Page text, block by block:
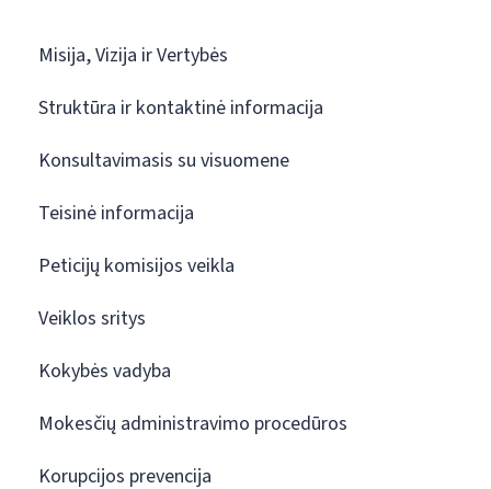
Misija, Vizija ir Vertybės
Struktūra ir kontaktinė informacija
Konsultavimasis su visuomene
Teisinė informacija
Peticijų komisijos veikla
Veiklos sritys
Kokybės vadyba
Mokesčių administravimo procedūros
Korupcijos prevencija